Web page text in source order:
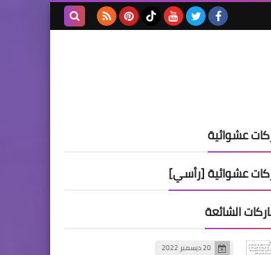
عشوائية
عشوائية [رأسي]
الشائعة
20 ديسمبر 2022